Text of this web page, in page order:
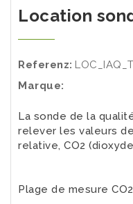
Referenz:
Marque:
La sonde de la
relever les valeurs
relative, CO2
Plage de mesure